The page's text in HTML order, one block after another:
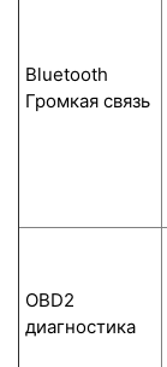
Bluetooth
Громкая связь
OBD2
диагностика